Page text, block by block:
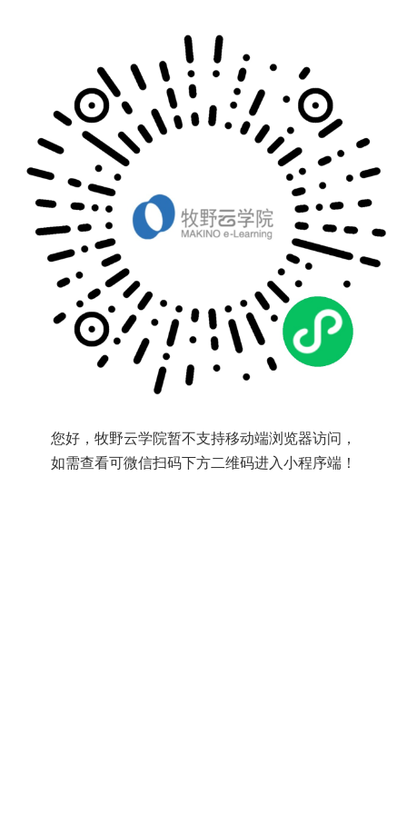
您好，牧野云学院暂不支持移动端浏览器访问，
如需查看可微信扫码下方二维码进入小程序端！